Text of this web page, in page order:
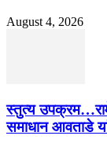
August 4, 2026
स्तुत्य
समाधान आवताडे